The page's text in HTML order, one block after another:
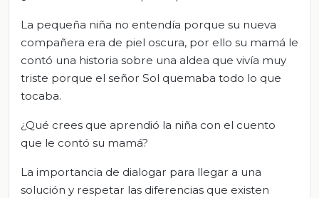
La pequeña niña no entendía porque su nueva
compañera era de piel oscura, por ello su mamá le
contó una historia sobre una aldea que vivía muy
triste porque el señor Sol quemaba todo lo que
tocaba.
¿Qué crees que aprendió la niña con el cuento
que le contó su mamá?
La importancia de dialogar para llegar a una
solución y respetar las diferencias que existen